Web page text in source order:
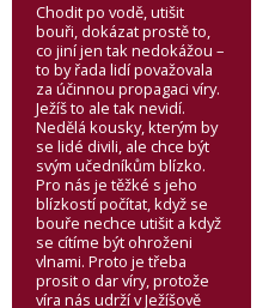
Chodit po vodě, utišit
bouři, dokázat prostě to,
co jiní jen tak nedokážou –
to by řada lidí považovala
za účinnou propagaci víry.
Ježíš to ale tak nevidí.
Nedělá kousky, kterým by
se lidé divili, ale chce být
svým učedníkům blízko.
Pro nás je těžké s jeho
blízkostí počítat, když se
bouře nechce utišit a když
se cítíme být ohroženi
vlnami. Proto je třeba
prosit o dar víry, protože
víra nás udrží v Ježíšově